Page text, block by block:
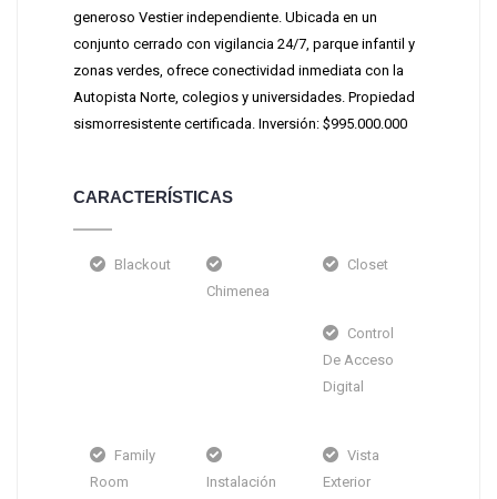
generoso Vestier independiente. Ubicada en un
conjunto cerrado con vigilancia 24/7, parque infantil y
zonas verdes, ofrece conectividad inmediata con la
Autopista Norte, colegios y universidades. Propiedad
sismorresistente certificada. Inversión: $995.000.000
CARACTERÍSTICAS
Blackout
Chimenea
Closet
Control
De Acceso
Digital
Family
Room
Instalación
Vista
Exterior